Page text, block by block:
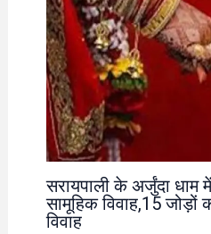
सरायपाली के अर्जुंदा
सामूहिक विवाह,15 जोड़ों
विवाह